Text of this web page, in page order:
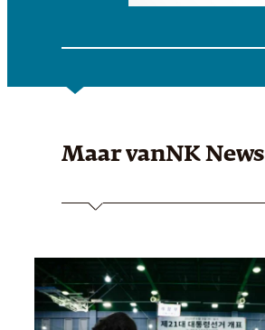
Maar vanNK News